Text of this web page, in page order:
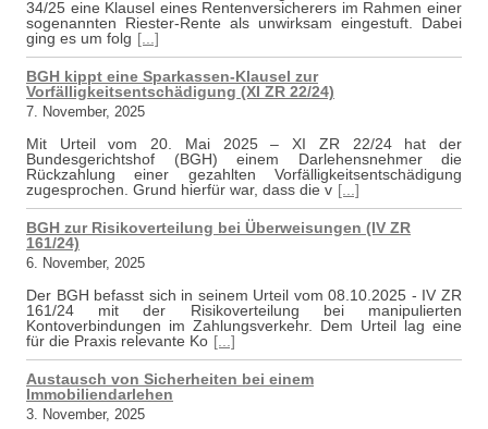
34/25 eine Klausel eines Rentenversicherers im Rahmen einer
sogenannten Riester-Rente als unwirksam eingestuft. Dabei
ging es um folg [...]
BGH kippt eine Sparkassen-Klausel zur
Vorfälligkeitsentschädigung (XI ZR 22/24)
7. November, 2025
Mit Urteil vom 20. Mai 2025 – XI ZR 22/24 hat der
Bundesgerichtshof (BGH) einem Darlehensnehmer die
Rückzahlung einer gezahlten Vorfälligkeitsentschädigung
zugesprochen. Grund hierfür war, dass die v [...]
BGH zur Risikoverteilung bei Überweisungen (IV ZR
161/24)
6. November, 2025
Der BGH befasst sich in seinem Urteil vom 08.10.2025 - IV ZR
161/24 mit der Risikoverteilung bei manipulierten
Kontoverbindungen im Zahlungsverkehr. Dem Urteil lag eine
für die Praxis relevante Ko [...]
Austausch von Sicherheiten bei einem
Immobiliendarlehen
3. November, 2025